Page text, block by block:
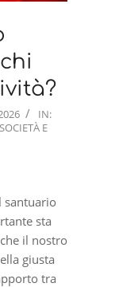
IN:
SOCIETÀ E
santuario
sta
il nostro
giusta
tra